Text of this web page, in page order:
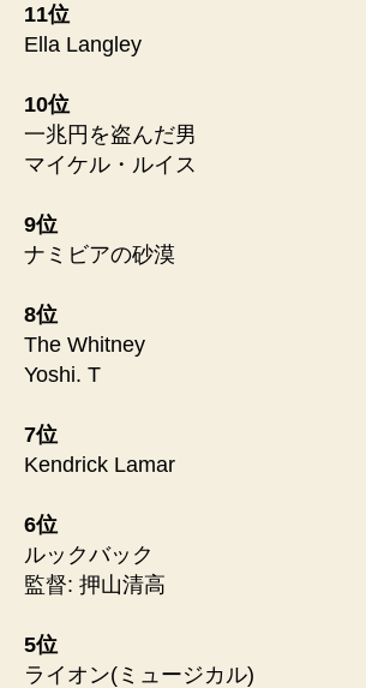
11位
Ella Langley
10位
一兆円を盗んだ男
マイケル・ルイス
9位
ナミビアの砂漠
8位
The Whitney
Yoshi. T
7位
Kendrick Lamar
6位
ルックバック
監督: 押山清高
5位
ライオン(ミュージカル)